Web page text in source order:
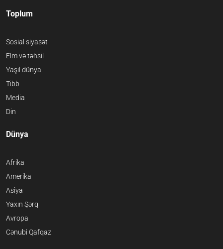
Toplum
Sosial siyasət
Elm və təhsil
Yaşıl dünya
Tibb
Media
Din
Dünya
Afrika
Amerika
Asiya
Yaxın Şərq
Avropa
Cənubi Qafqaz